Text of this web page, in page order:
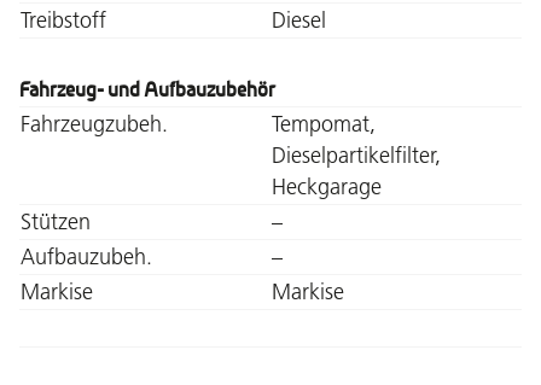
Treibstoff
Diesel
Fahrzeug- und Aufbauzubehör
Fahrzeugzubeh.
Tempomat,
Dieselpartikelfilter,
Heckgarage
Stützen
–
Aufbauzubeh.
–
Markise
Markise